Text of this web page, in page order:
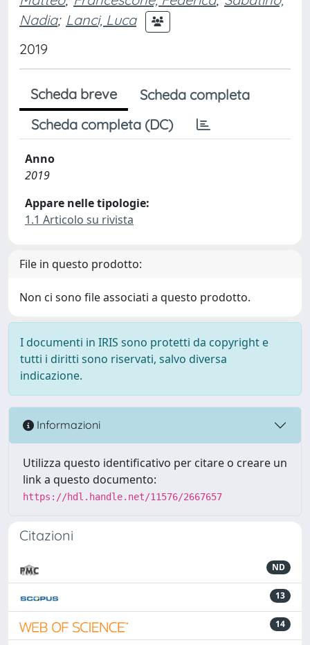
Nadia; Lanci, Luca
2019
Scheda breve
Scheda completa
Scheda completa (DC)
Anno
2019
Appare nelle tipologie:
1.1 Articolo su rivista
File in questo prodotto:
Non ci sono file associati a questo prodotto.
I documenti in IRIS sono protetti da copyright e
tutti i diritti sono riservati, salvo diversa
indicazione.
Informazioni
Utilizza questo identificativo per citare o creare un
link a questo documento:
https://hdl.handle.net/11576/2667657
Citazioni
ND
13
14